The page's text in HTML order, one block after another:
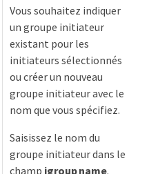
Vous souhaitez indiquer
un groupe initiateur
existant pour les
initiateurs sélectionnés
ou créer un nouveau
groupe initiateur avec le
nom que vous spécifiez.
Saisissez le nom du
groupe initiateur dans le
champ igroup name.